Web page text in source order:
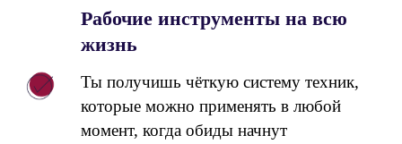
Рабочие инструменты на всю
жизнь
Ты получишь чёткую систему техник,
которые можно применять в любой
момент, когда обиды начнут